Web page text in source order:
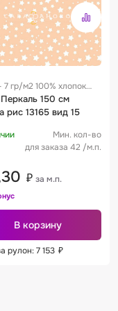
7 гр/м2 100% хлопок
150 см
рис 13165 вид 15
Мин. кол-во
для заказа 42 /м.п.
₽ за м.п.
В корзину
рулон: 7 153 ₽